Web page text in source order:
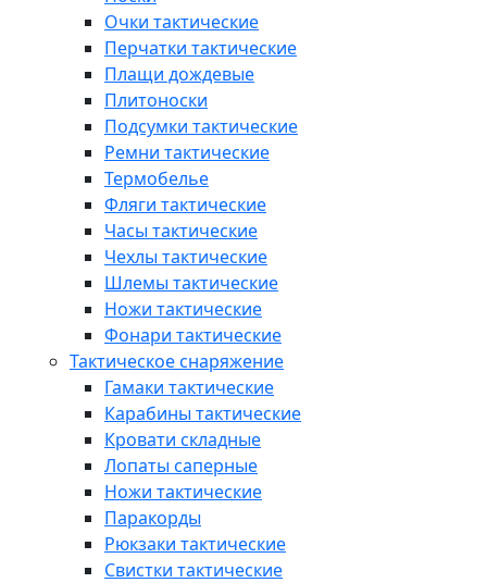
Очки тактические
Перчатки тактические
Плащи дождевые
Плитоноски
Подсумки тактические
Ремни тактические
Термобелье
Фляги тактические
Часы тактические
Чехлы тактические
Шлемы тактические
Ножи тактические
Фонари тактические
Тактическое снаряжение
Гамаки тактические
Карабины тактические
Кровати складные
Лопаты саперные
Ножи тактические
Паракорды
Рюкзаки тактические
Свистки тактические